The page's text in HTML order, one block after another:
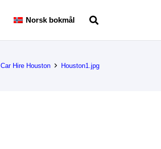
Norsk bokmål
Car Hire Houston Houston1.jpg